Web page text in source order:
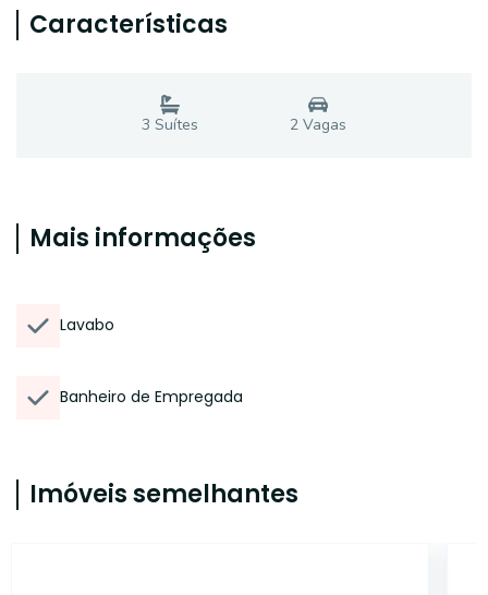
Características
3 Suítes 2 Vagas
Mais informações
Lavabo
Banheiro de Empregada
Imóveis semelhantes